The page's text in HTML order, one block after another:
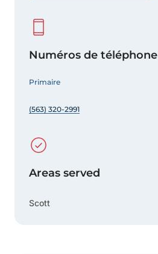
Numéros de téléphone
Primaire
(563) 320-2991
Areas served
Scott